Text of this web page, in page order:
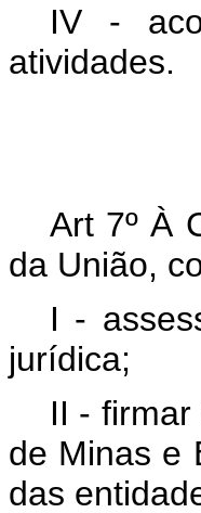
IV -
atividades.
Art 7º À
da União,
I -
jurídica;
II -
de Minas e
das